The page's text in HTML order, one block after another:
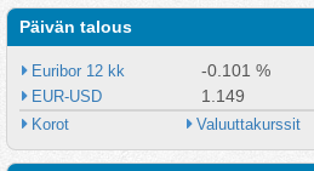
Päivän talous
Euribor 12 kk -0.101 %
EUR-USD 1.149
Korot Valuuttakurssit